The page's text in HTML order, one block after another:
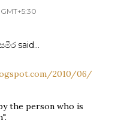
said…
2010/06/
the person who is